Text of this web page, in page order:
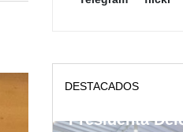
DESTACADOS
Presidenta